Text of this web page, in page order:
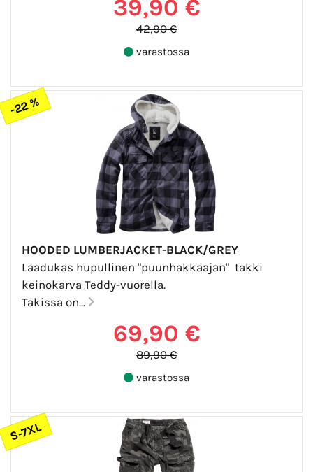
39,90 €
42,90 €
varastossa
-22 %
HOODED LUMBERJACKET-BLACK/GREY
Laadukas hupullinen "puunhakkaajan" takki
keinokarva Teddy-vuorella.
Takissa on...
69,90 €
89,90 €
varastossa
S-7XL